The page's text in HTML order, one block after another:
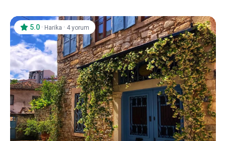
5.0 · Harika · 4 yorum